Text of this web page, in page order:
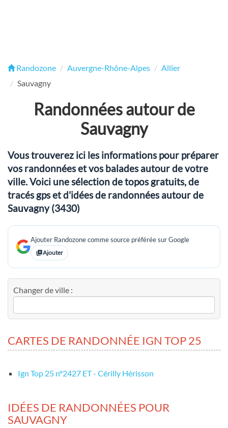
Randozone Auvergne-Rhône-Alpes
Allier
Sauvagny
Randonnées autour de
Sauvagny
Vous trouverez ici les informations pour préparer
vos randonnées et vos balades autour de votre
ville. Voici une sélection de topos gratuits, de
tracés gps et d'idées de randonnées autour de
Sauvagny (3430)
Ajouter Randozone comme source préférée sur Google
Ajouter
Changer de ville :
CARTES DE RANDONNÉE IGN TOP 25
Ign Top 25 nº2427 ET - Cérilly Hérisson
IDÉES DE RANDONNÉES POUR
SAUVAGNY